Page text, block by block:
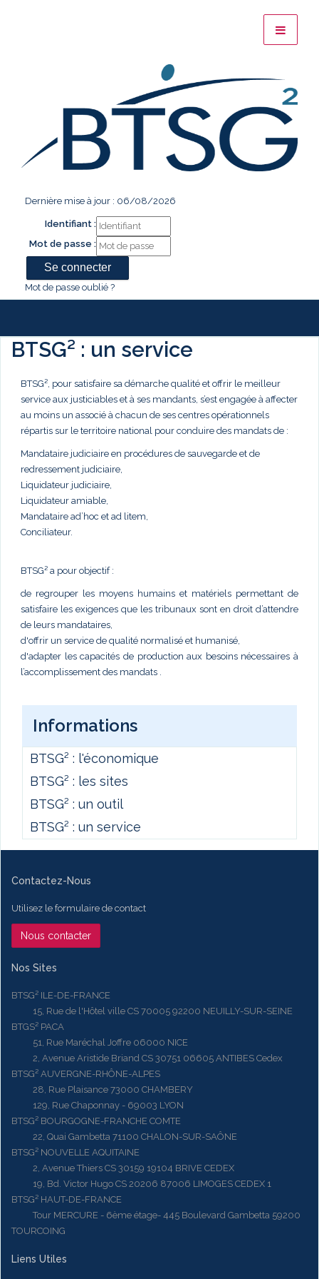
Dernière mise à jour : 06/08/2026
Identifiant :
Mot de passe :
Mot de passe oublié ?
BTSG² : un service
BTSG², pour satisfaire sa démarche qualité et offrir le meilleur
service aux justiciables et à ses mandants, s’est engagée à affecter
au moins un associé à chacun de ses centres opérationnels
répartis sur le territoire national pour conduire des mandats de :
Mandataire judiciaire en procédures de sauvegarde et de
redressement judiciaire,
Liquidateur judiciaire,
Liquidateur amiable,
Mandataire ad’hoc et ad litem,
Conciliateur.
BTSG² a pour objectif :
de regrouper les moyens humains et matériels permettant de
satisfaire les exigences que les tribunaux sont en droit d’attendre
de leurs mandataires,
d'offrir un service de qualité normalisé et humanisé,
d'adapter les capacités de production aux besoins nécessaires à
l’accomplissement des mandats .
Informations
BTSG² : l'économique
BTSG² : les sites
BTSG² : un outil
BTSG² : un service
Contactez-Nous
Utilisez le formulaire de contact
Nous contacter
Nos Sites
BTSG² ILE-DE-FRANCE
15, Rue de l'Hôtel ville CS 70005 92200 NEUILLY-SUR-SEINE
BTGS² PACA
51, Rue Maréchal Joffre 06000 NICE
2, Avenue Aristide Briand CS 30751 06605 ANTIBES Cedex
BTSG² AUVERGNE-RHÔNE-ALPES
28, Rue Plaisance 73000 CHAMBERY
129, Rue Chaponnay - 69003 LYON
BTSG² BOURGOGNE-FRANCHE COMTE
22, Quai Gambetta 71100 CHALON-SUR-SAÔNE
BTSG² NOUVELLE AQUITAINE
2, Avenue Thiers CS 30159 19104 BRIVE CEDEX
19, Bd. Victor Hugo CS 20206 87006 LIMOGES CEDEX 1
BTSG² HAUT-DE-FRANCE
Tour MERCURE - 6ème étage- 445 Boulevard Gambetta 59200
TOURCOING
Liens Utiles